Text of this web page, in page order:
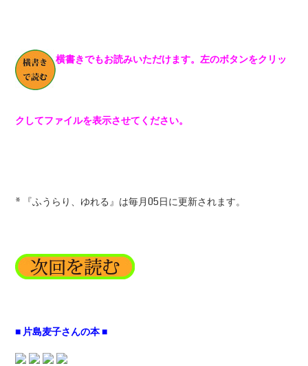
横書きでもお読みいただけます。左のボタンをクリッ
クしてファイルを表示させてください。
* 『ふうらり、ゆれる』は毎月05日に更新されます。
■ 片島麦子さんの本 ■